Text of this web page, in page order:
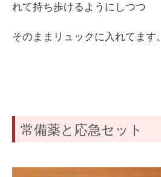
れて持ち歩けるようにしつつ
そのままリュックに入れてます。
常備薬と応急セット